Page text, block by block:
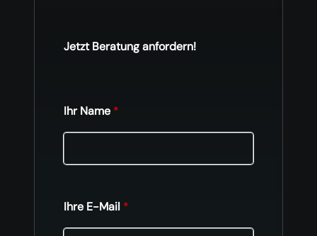
Jetzt Beratung anfordern!
Ihr Name *
Ihre E-Mail *